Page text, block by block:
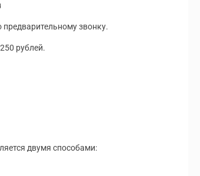
звонку.
рублей.
двумя способами: